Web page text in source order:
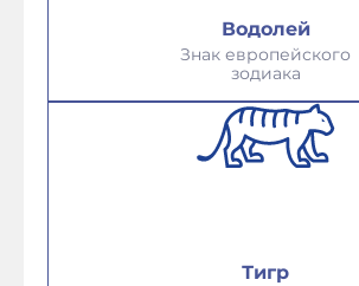
Водолей
Знак европейского
зодиака
Тигр